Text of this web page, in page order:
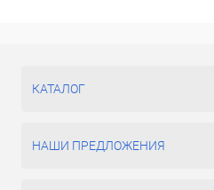
КАТАЛОГ
НАШИ ПРЕДЛОЖЕНИЯ